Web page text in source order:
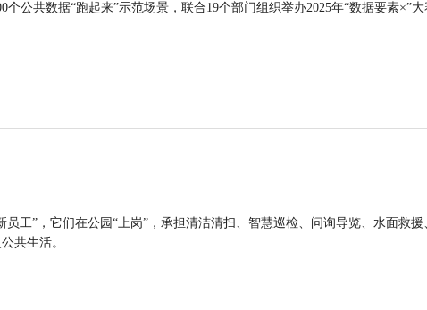
公共数据“跑起来”示范场景，联合19个部门组织举办2025年“数据要素×”大
工”，它们在公园“上岗”，承担清洁清扫、智慧巡检、问询导览、水面救援
共生活。